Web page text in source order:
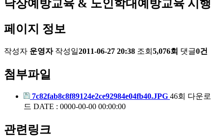
낙상예방교육 & 노인학대예방교육 시행
페이지 정보
작성자 운영자 작성일2011-06-27 20:38 조회 5,076회 댓글0건
첨부파일
7c82fab8c8f89124e2ce92984e04fb40.JPG 46회 다운로
드 DATE : 0000-00-00 00:00:00
관련링크